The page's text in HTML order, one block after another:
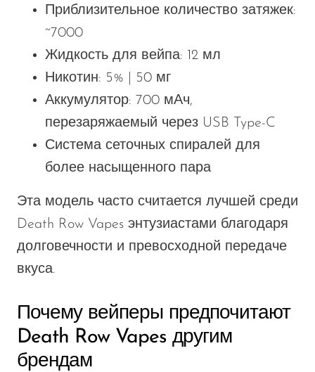
Приблизительное количество затяжек:
~7000
Жидкость для вейпа: 12 мл
Никотин: 5% | 50 мг
Аккумулятор: 700 мАч,
перезаряжаемый через USB Type-C
Система сеточных спиралей для
более насыщенного пара
Эта модель часто считается лучшей среди
Death Row Vapes энтузиастами благодаря
долговечности и превосходной передаче
вкуса.
Почему вейперы предпочитают
Death Row Vapes другим
брендам